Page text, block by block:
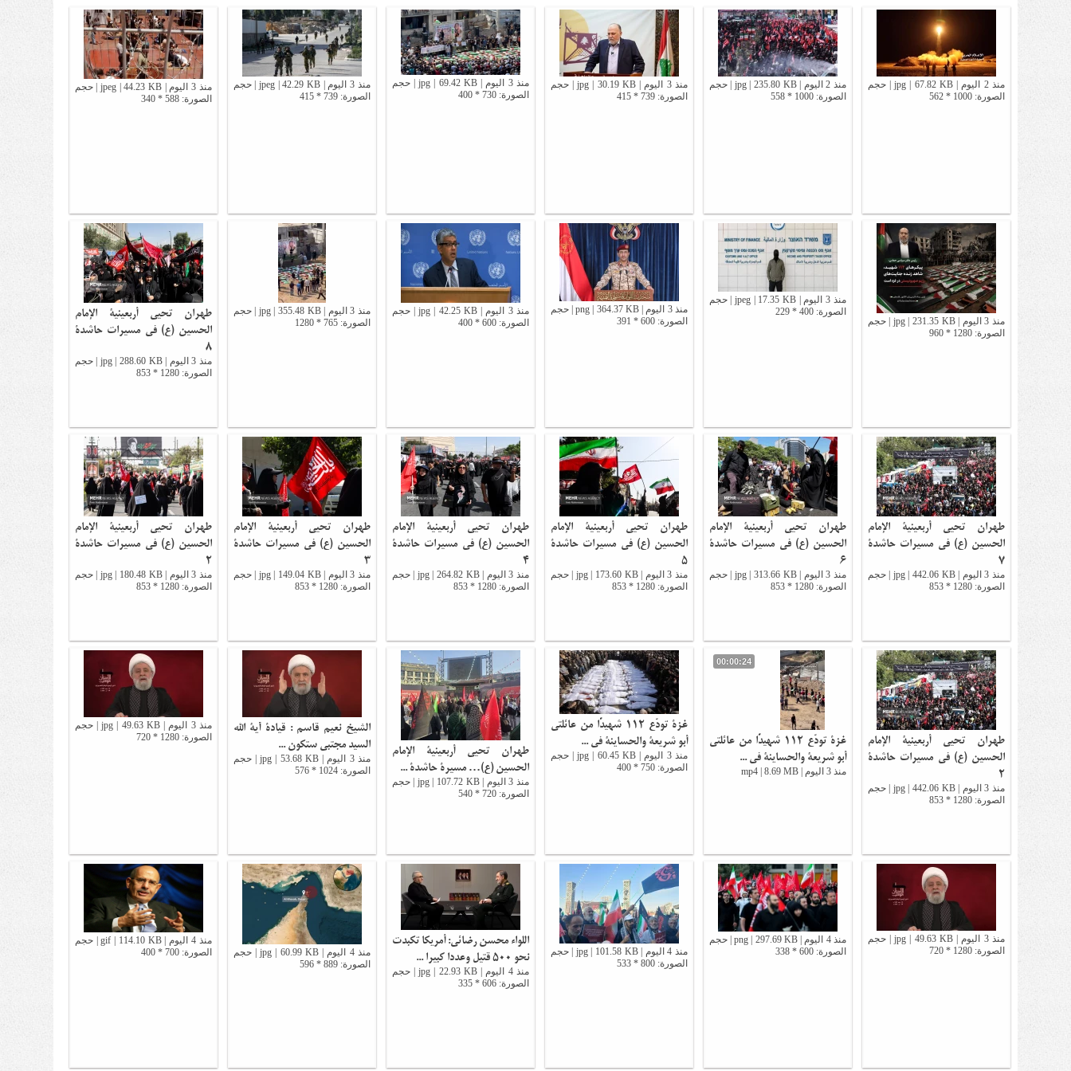
منذ 2 اليوم | jpg | 67.82 KB | حجم
الصورة: 1000 * 562
منذ 2 اليوم | jpg | 235.80 KB | حجم
الصورة: 1000 * 558
منذ 3 اليوم | jpg | 30.19 KB | حجم
الصورة: 739 * 415
منذ 3 اليوم | jpg | 69.42 KB | حجم
الصورة: 730 * 400
منذ 3 اليوم | jpeg | 42.29 KB | حجم
الصورة: 739 * 415
منذ 3 اليوم | jpeg | 44.23 KB | حجم
الصورة: 588 * 340
منذ 3 اليوم | jpg | 231.35 KB | حجم
الصورة: 1280 * 960
منذ 3 اليوم | jpeg | 17.35 KB | حجم
الصورة: 400 * 229
منذ 3 اليوم | png | 364.37 KB | حجم
الصورة: 600 * 391
منذ 3 اليوم | jpg | 42.25 KB | حجم
الصورة: 600 * 400
منذ 3 اليوم | jpg | 355.48 KB | حجم
الصورة: 765 * 1280
طهران تحيي أربعينية الإمام
الحسين (ع) في مسيرات حاشدة
8
منذ 3 اليوم | jpg | 288.60 KB | حجم
الصورة: 1280 * 853
طهران تحيي أربعينية الإمام
الحسين (ع) في مسيرات حاشدة
7
منذ 3 اليوم | jpg | 442.06 KB | حجم
الصورة: 1280 * 853
طهران تحيي أربعينية الإمام
الحسين (ع) في مسيرات حاشدة
6
منذ 3 اليوم | jpg | 313.66 KB | حجم
الصورة: 1280 * 853
طهران تحيي أربعينية الإمام
الحسين (ع) في مسيرات حاشدة
5
منذ 3 اليوم | jpg | 173.60 KB | حجم
الصورة: 1280 * 853
طهران تحيي أربعينية الإمام
الحسين (ع) في مسيرات حاشدة
4
منذ 3 اليوم | jpg | 264.82 KB | حجم
الصورة: 1280 * 853
طهران تحيي أربعينية الإمام
الحسين (ع) في مسيرات حاشدة
3
منذ 3 اليوم | jpg | 149.04 KB | حجم
الصورة: 1280 * 853
طهران تحيي أربعينية الإمام
الحسين (ع) في مسيرات حاشدة
2
منذ 3 اليوم | jpg | 180.48 KB | حجم
الصورة: 1280 * 853
طهران تحيي أربعينية الإمام
الحسين (ع) في مسيرات حاشدة
2
منذ 3 اليوم | jpg | 442.06 KB | حجم
الصورة: 1280 * 853
00:00:24
غزة تودّع 112 شهيدًا من عائلتي
أبو شريعة والحساينة في ...
منذ 3 اليوم | mp4 | 8.69 MB
غزة تودّع 112 شهيدًا من عائلتي
أبو شريعة والحساينة في ...
منذ 3 اليوم | jpg | 60.45 KB | حجم
الصورة: 750 * 400
طهران تحيي أربعينية الإمام
الحسين (ع)… مسيرة حاشدة ...
منذ 3 اليوم | jpg | 107.72 KB | حجم
الصورة: 720 * 540
الشيخ نعيم قاسم : قيادة آية الله
السيد مجتبى ستكون ...
منذ 3 اليوم | jpg | 53.68 KB | حجم
الصورة: 1024 * 576
منذ 3 اليوم | jpg | 49.63 KB | حجم
الصورة: 1280 * 720
منذ 3 اليوم | jpg | 49.63 KB | حجم
الصورة: 1280 * 720
منذ 4 اليوم | png | 297.69 KB | حجم
الصورة: 600 * 338
منذ 4 اليوم | jpg | 101.58 KB | حجم
الصورة: 800 * 533
اللواء محسن رضائي: أمريكا تكبدت
نحو 500 قتيل وعددا كبيرا ...
منذ 4 اليوم | jpg | 22.93 KB | حجم
الصورة: 606 * 335
منذ 4 اليوم | jpg | 60.99 KB | حجم
الصورة: 889 * 596
منذ 4 اليوم | gif | 114.10 KB | حجم
الصورة: 700 * 400